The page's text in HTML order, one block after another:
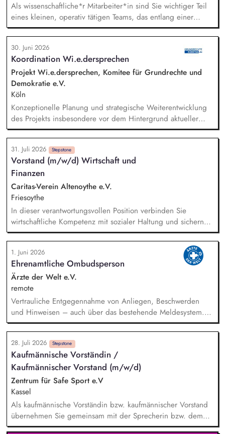
Als wissenschaftliche*r Mitarbeiter*in sind Sie wichtiger Teil
eines kleinen, operativ tätigen Teams, das entlang einer
klaren Programmatik langfristig soziale Innovation
implementiert. Sie unterstützen die Geschäftsführung bei der
Umsetzung der Stiftungsprogrammatik und entwickeln dabei
die Internationalisierungsstrategie der Stiftung weiter. Sie
übersetzen wissenschaftliche Erkenntnisse in
alltagsangebundene Handlungsansätze entlang unserer
Stiftungsprogrammatik.
30. Juni 2026
Koordination Wi.e.dersprechen
Projekt Wi.e.dersprechen, Komitee für Grundrechte und
Demokratie e.V.
Köln
Konzeptionelle Planung und strategische Weiterentwicklung
des Projekts insbesondere vor dem Hintergrund aktueller
politischer Entwicklungen in den Projektregionen,
Öffentlichkeitsarbeit Print und web in Deutsch und Englisch,
Vertretung des Projekts bei Vorträgen, Netzwerk- u.
Fundraisingveranstaltungen, Weiterentwicklung des
Privatspendenfundraisings, regelmäßige Kommunikation mit
und das Gewinnen von (neuen) Spender*innen, Organisation
und Begleitung der etwa jährlich stattfindenden
Dialogseminare.
31. Juli 2026 Stepstone
Vorstand (m/w/d) Wirtschaft und
Finanzen
Caritas-Verein Altenoythe e.V.
Friesoythe
In dieser verantwortungsvollen Position verbinden Sie
wirtschaftliche Kompetenz mit sozialer Haltung und sichern
die wirtschaftlichen Grundlagen für die nachhaltige und
zukunftsorientierte Erfüllung des sozialen Auftrags des Caritas-
Vereins Altenoythe. Gemeinsam mit dem Vorstand Inhalte,
Pädagogik und Verfahren verantworten Sie die Gesamtleitung
sowie die strategische Weiterentwicklung des Caritas-Vereins
Altenoythe und seiner Einrichtungen. Sie führen das Ressort
Wirtschaft und Finanzen eigenverantwortlich und richten es
strategisch und organisatorisch zukunftsfähig aus. Sie
übernehmen die Geschäftsführung der Tochtergesellschaften
sowie die Verantwortung für die strategische
Personalentwicklung.
1. Juni 2026
Ehrenamtliche Ombudsperson
Ärzte der Welt e.V.
remote
Vertrauliche Entgegennahme von Anliegen, Beschwerden
und Hinweisen – auch über das bestehende Meldesystem.
Vermittlung bei Konflikten und Unterstützung bei
Klärungsprozessen. Konzeption und Durchführung von
Schulungen und Sensibilisierungsformaten. Mitwirkung an der
Weiterentwicklung von Leitlinien, Verhaltenskodizes und dem
Meldesystem. Förderung einer offenen Feedback- und
Beschwerdekultur innerhalb der Organisation.
28. Juli 2026 Stepstone
Kaufmännische Vorständin /
Kaufmännischer Vorstand (m/w/d)
Zentrum für Safe Sport e.V
Kassel
Als kaufmännische Vorständin bzw. kaufmännischer Vorstand
übernehmen Sie gemeinsam mit der Sprecherin bzw. dem
Sprecher des Vorstands eine zentrale Rolle beim Aufbau der